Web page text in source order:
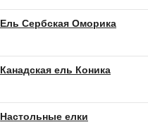
Ель Сербская Оморика
Канадская ель Коника
Настольные елки